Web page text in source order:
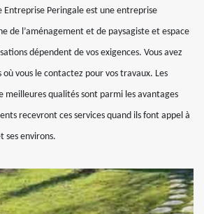
Entreprise Peringale est une entreprise
de l’aménagement et de paysagiste et espace
dépendent de vos exigences. Vous avez
vous le contactez pour vos travaux. Les
meilleures qualités sont parmi les avantages
recevront ces services quand ils font appel à
ses environs.